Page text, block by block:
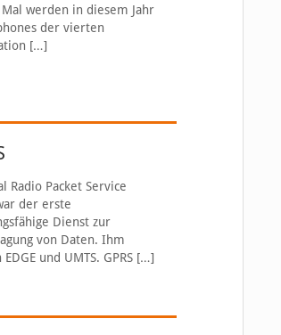
werden in diesem Jahr
der vierten
[…]
Radio Packet Service
der erste
Dienst zur
von Daten. Ihm
und UMTS. GPRS […]